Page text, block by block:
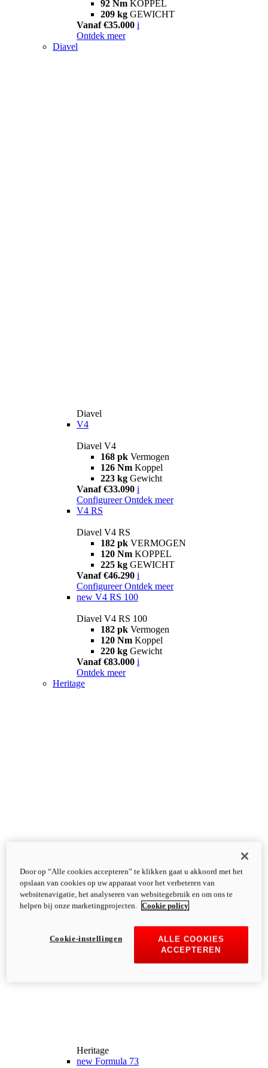
92 Nm KOPPEL
209 kg GEWICHT
Vanaf €35.000 i
Ontdek meer
Diavel
Diavel
V4
Diavel V4
168 pk Vermogen
126 Nm Koppel
223 kg Gewicht
Vanaf €33.090 i
Configureer Ontdek meer
V4 RS
Diavel V4 RS
182 pk VERMOGEN
120 Nm KOPPEL
225 kg GEWICHT
Vanaf €46.290 i
Configureer Ontdek meer
new V4 RS 100
Diavel V4 RS 100
182 pk Vermogen
120 Nm Koppel
220 kg Gewicht
Vanaf €83.000 i
Ontdek meer
Heritage
Heritage
new Formula 73
Door op “Alle cookies accepteren” te klikken gaat u akkoord met het
opslaan van cookies op uw apparaat voor het verbeteren van
websitenavigatie, het analyseren van websitegebruik en om ons te
helpen bij onze marketingprojecten.
Cookie policy
ALLE COOKIES
ACCEPTEREN
Cookie-instellingen